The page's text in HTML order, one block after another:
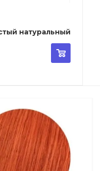
- 0/30 - Золотистый натуральный